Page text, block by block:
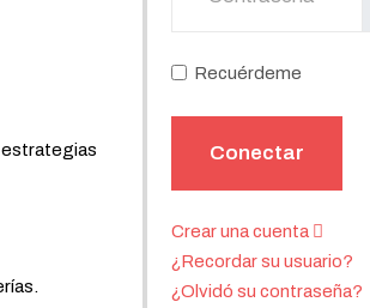
estrategias
Recuérdeme
Conectar
Crear una cuenta
¿Recordar su usuario?
¿Olvidó su contraseña?